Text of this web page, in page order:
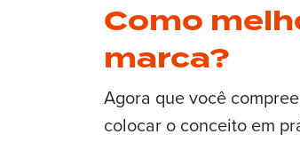
Como
marca?
Agora que você
colocar o conceito em